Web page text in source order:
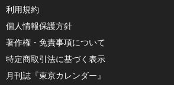
利用規約
個人情報保護方針
著作権・免責事項について
特定商取引法に基づく表示
月刊誌『東京カレンダー』